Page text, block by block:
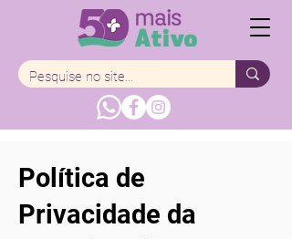
Política de
Privacidade da